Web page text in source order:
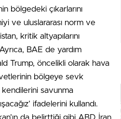
bölgedeki çıkarlarını
ve uluslararası norm ve
kritik altyapılarını
BAE de yardım
Trump, öncelikli olarak hava
bölgeye sevk
kendilerini savunma
ifadelerini kullandı.
da belirttiği gibi ABD İran